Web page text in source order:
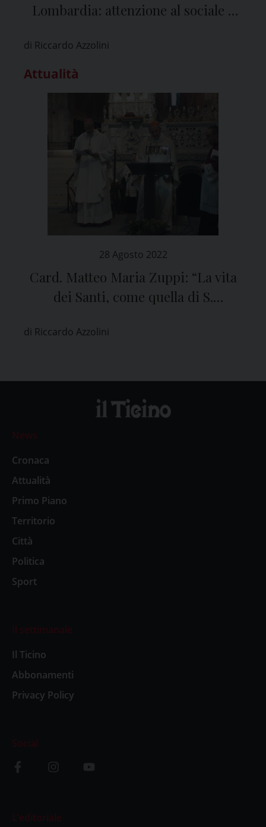
Lombardia: attenzione al sociale e
di Riccardo Azzolini
Attualità
28 Agosto 2022
Card. Matteo Maria Zuppi: “La vita
dei Santi, come quella di S.
di Riccardo Azzolini
News
Cronaca
Attualità
Primo Piano
Territorio
Città
Politica
Sport
Il settimanale
Il Ticino
Abbonamenti
Privacy Policy
Social
L’editoriale